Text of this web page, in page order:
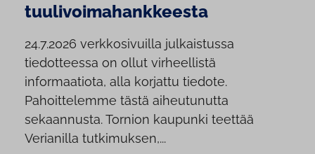
tuulivoimahankkeesta
24.7.2026 verkkosivuilla julkaistussa
tiedotteessa on ollut virheellistä
informaatiota, alla korjattu tiedote.
Pahoittelemme tästä aiheutunutta
sekaannusta. Tornion kaupunki teettää
Verianilla tutkimuksen,...